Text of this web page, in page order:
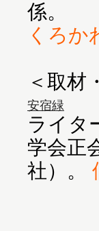
くろか
＜取材
安宿緑
ライタ
学会正
社）。